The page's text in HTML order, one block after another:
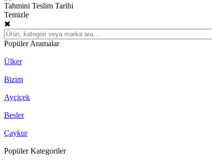
Tahmini Teslim Tarihi
Temizle
✖
Popüler Aramalar
Ülker
Bizim
Ayçiçek
Besler
Çaykur
Popüler Kategoriler